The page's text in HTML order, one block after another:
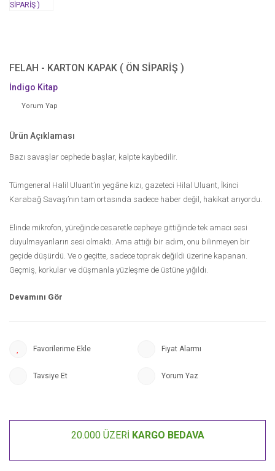
FELAH - KARTON KAPAK ( ÖN SİPARİŞ )
İndigo Kitap
Yorum Yap
Ürün Açıklaması
Bazı savaşlar cephede başlar, kalpte kaybedilir.
Tümgeneral Halil Uluant’ın yegâne kızı, gazeteci Hilal Uluant, İkinci
Karabağ Savaşı’nın tam ortasında sadece haber değil, hakikat arıyordu.
Elinde mikrofon, yüreğinde cesaretle cepheye gittiğinde tek amacı sesi
duyulmayanların sesi olmaktı. Ama attığı bir adım, onu bilinmeyen bir
geçide düşürdü. Ve o geçitte, sadece toprak değildi üzerine kapanan.
Geçmiş, korkular ve düşmanla yüzleşme de üstüne yığıldı.
Hilal'in yolu, beklenmedik biriyle kesişti.
çalıştığı ama kalbinin bazen en doğru bildiğini bile reddettiği bir hikâye
Fiyat Alarmı
Tavsiye Et Yorum Yaz
20.000 ÜZERİ KARGO BEDAVA